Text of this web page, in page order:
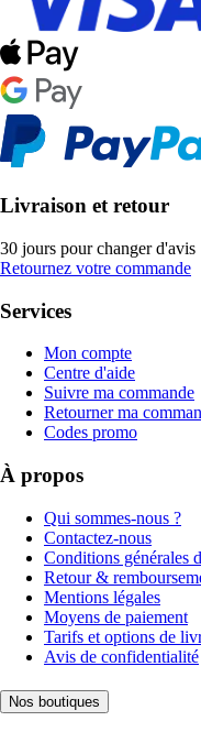
Livraison et retour
30 jours pour changer d'avis
Retournez votre commande
Services
Mon compte
Centre d'aide
Suivre ma commande
Retourner ma
Codes promo
À propos
Qui sommes-nous ?
Contactez-nous
Conditions générales
Retour &
Mentions légales
Moyens de paiement
Tarifs et options de
Avis de confidentialité
Nos boutiques